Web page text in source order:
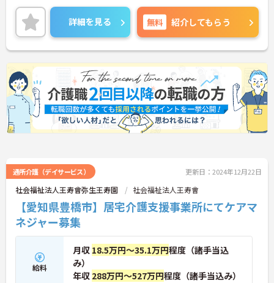
ます。
複数の施設を運営している法人ですので、安定して
働くことができます。
ご興味のある方はお気軽にご相談ください。
詳細を見る 無料 紹介してもらう
通所介護（デイサービス） 更新日：2024年12月22日
社会福祉法人王寿會弥生王寿園 社会福祉法人王寿會
【愛知県豊橋市】居宅介護支援事業所にてケアマ
ネジャー募集
給料
月収 18.5万円～35.1万円程度（諸手当込
み）
年収 288万円～527万円程度（諸手当込み）